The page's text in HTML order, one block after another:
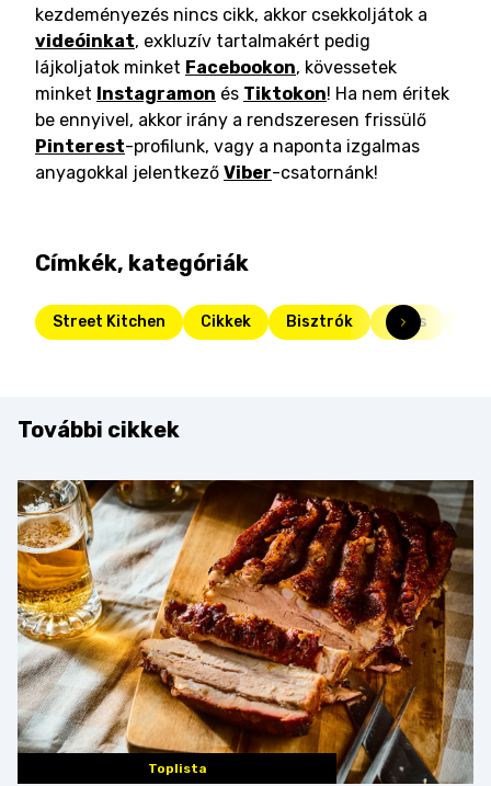
kezdeményezés nincs cikk, akkor csekkoljátok a
videóinkat, exkluzív tartalmakért pedig
lájkoljatok minket Facebookon, kövessetek
minket Instagramon és Tiktokon! Ha nem éritek
be ennyivel, akkor irány a rendszeresen frissülő
Pinterest-profilunk, vagy a naponta izgalmas
anyagokkal jelentkező Viber-csatornánk!
Címkék, kategóriák
Street Kitchen Cikkek Bisztrók Friss
További cikkek
Toplista